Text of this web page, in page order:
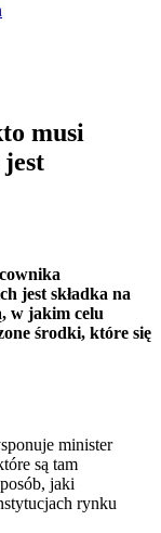
musi
jest
jest składka na
w jakim celu
środki, które się
minister
są tam
jaki
rynku